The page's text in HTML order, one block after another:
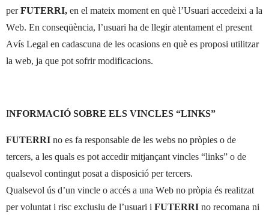
perFUTERRI, en el mateix moment en què l’Usuari accedeixi a la
Web. En conseqüència, l’usuari ha de llegir atentament el present
Avís Legal en cadascuna de les ocasions en què es proposi utilitzar
la web, ja que pot sofrir modificacions.
INFORMACIÓ SOBRE ELS VINCLES “LINKS”
FUTERRI no es fa responsable de les webs no pròpies o de
tercers, a les quals es pot accedir mitjançant vincles “links” o de
qualsevol contingut posat a disposició per tercers.
Qualsevol ús d’un vincle o accés a una Web no pròpia és realitzat
per voluntat i risc exclusiu de l’usuari i FUTERRI no recomana ni